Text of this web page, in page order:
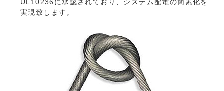
UL10236に承認されており、システム配電の簡素化を
実現致します。